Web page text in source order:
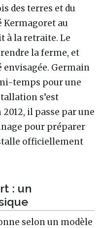
des terres et du
Kermagoret au
à la retraite. Le
la ferme, et
envisagée. Germain
temps pour une
s’est
il passe par une
pour préparer
officiellement
: un
selon un modèle